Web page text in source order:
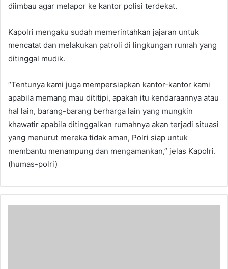
diimbau agar melapor ke kantor polisi terdekat.
Kapolri mengaku sudah memerintahkan jajaran untuk
mencatat dan melakukan patroli di lingkungan rumah yang
ditinggal mudik.
“Tentunya kami juga mempersiapkan kantor-kantor kami
apabila memang mau dititipi, apakah itu kendaraannya atau
hal lain, barang-barang berharga lain yang mungkin
khawatir apabila ditinggalkan rumahnya akan terjadi situasi
yang menurut mereka tidak aman, Polri siap untuk
membantu menampung dan mengamankan,” jelas Kapolri.
(humas-polri)